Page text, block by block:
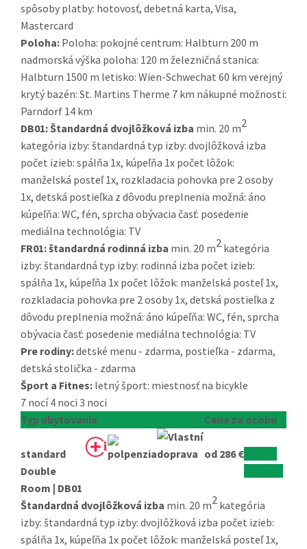
spôsoby platby: hotovosť, debetná karta, Visa,
Mastercard
Poloha: Poloha: pokojné centrum: Halbturn 200 m
nadmorská výška poloha: 120 m železničná stanica:
Halbturn 1500 m letisko: Wien-Schwechat 60 km verejný
krytý bazén: St. Martins Therme 7 km nákupné možnosti:
Parndorf 14 km
DB01:Štandardná dvojlôžková izba min. 20 m2
kategória izby: štandardná typ izby: dvojlôžková izba
počet izieb: spálňa 1x, kúpeľňa 1x počet lôžok:
manželská posteľ 1x, rozkladacia pohovka pre 2 osoby
1x, detská postieľka z dôvodu preplnenia možná: áno
kúpeľňa: WC, fén, sprcha obývacia časť: posedenie
mediálna technológia: TV
FR01:štandardná rodinná izba min. 20 m2 kategória
izby: štandardná typ izby: rodinná izba počet izieb:
spálňa 1x, kúpeľňa 1x počet lôžok: manželská posteľ 1x,
rozkladacia pohovka pre 2 osoby 1x, detská postieľka z
dôvodu preplnenia možná: áno kúpeľňa: WC, fén, sprcha
obývacia časť: posedenie mediálna technológia: TV
Pre rodiny:detské menu - zdarma, postieľka - zdarma,
detská stolička - zdarma
Šport a Fitnes: letný šport: miestnosť na bicykle
7 nocí4 noci 3 noci
Typ ubytovania
Cena za osobu
standard
Double
Room | DB01
od 286 €
Štandardná dvojlôžková izba min. 20 m2 kategória
izby: štandardná typ izby: dvojlôžková izba počet izieb:
spálňa 1x, kúpeľňa 1x počet lôžok: manželská posteľ 1x,